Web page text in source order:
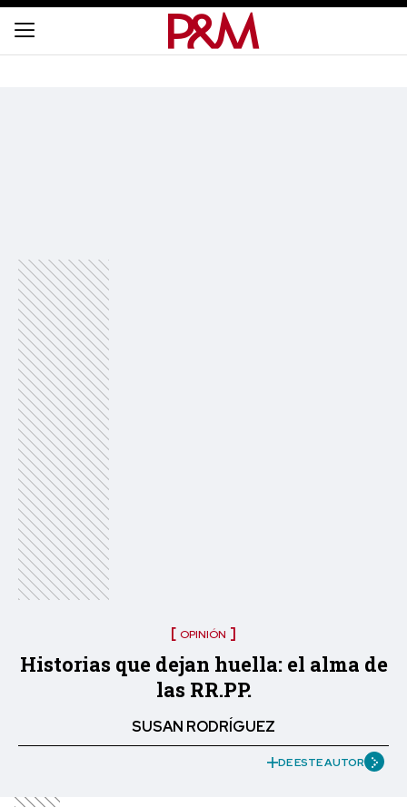
OPINIÓN
Historias que dejan huella: el alma de
las RR.PP.
SUSAN RODRÍGUEZ
DE ESTE AUTOR